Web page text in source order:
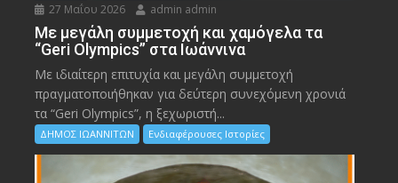
27 Μαΐου 2026 admin admin
Με μεγάλη συμμετοχή και χαμόγελα τα
“Geri Olympics” στα Ιωάννινα
Με ιδιαίτερη επιτυχία και μεγάλη συμμετοχή
πραγματοποιήθηκαν για δεύτερη συνεχόμενη χρονιά
τα “Geri Olympics”, η ξεχωριστή...
ΔΗΜΟΣ ΙΩΑΝΝΙΤΩΝ Ενδιαφέρουσες Ιστορίες